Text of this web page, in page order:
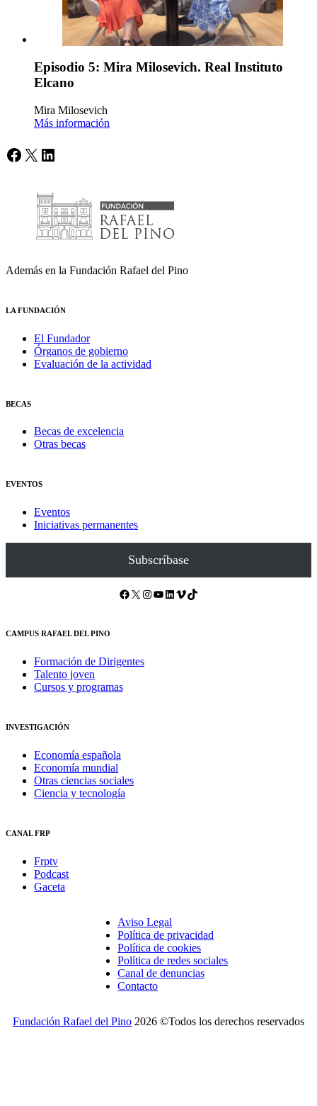
Episodio 5: Mira Milosevich. Real Instituto
Elcano
Mira Milosevich
Más información
Facebook
X LinkedIn
Además en la Fundación Rafael del Pino
LA FUNDACIÓN
El Fundador
Órganos de gobierno
Evaluación de la actividad
BECAS
Becas de excelencia
Otras becas
EVENTOS
Eventos
Iniciativas permanentes
Subscríbase
Facebook X Instagram YouTube LinkedIn Vimeo TikTok
CAMPUS RAFAEL DEL PINO
Formación de Dirigentes
Talento joven
Cursos y programas
INVESTIGACIÓN
Economía española
Economía mundial
Otras ciencias sociales
Ciencia y tecnología
CANAL FRP
Frptv
Podcast
Gaceta
Aviso Legal
Política de privacidad
Política de cookies
Política de redes sociales
Canal de denuncias
Contacto
Fundación Rafael del Pino 2026 ©Todos los derechos reservados